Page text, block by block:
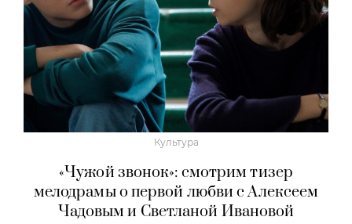
Культура
«Чужой звонок»: смотрим тизер
мелодрамы о первой любви с Алексеем
Чадовым и Светланой Ивановой